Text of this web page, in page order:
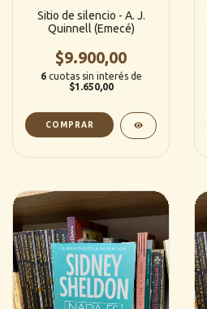
Sitio de silencio - A. J.
Quinnell (Emecé)
$9.900,00
6 cuotas sin interés de
$1.650,00